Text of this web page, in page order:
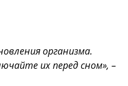
организма.
их перед сном», –